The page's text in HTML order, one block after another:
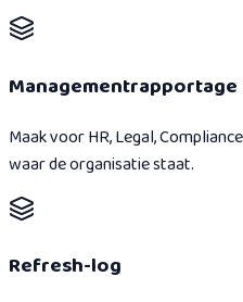
Managementrapportage
Maak voor HR, Legal,
waar de organisatie staat.
Refresh-log